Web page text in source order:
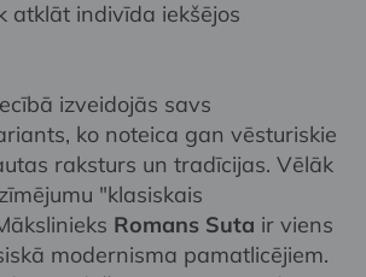
atklāt indivīda iekšējos
izveidojās savs
ko noteica gan vēsturiskie
raksturs un tradīcijas. Vēlāk
"klasiskais
Romans Suta ir viens
modernisma pamatlicējiem.